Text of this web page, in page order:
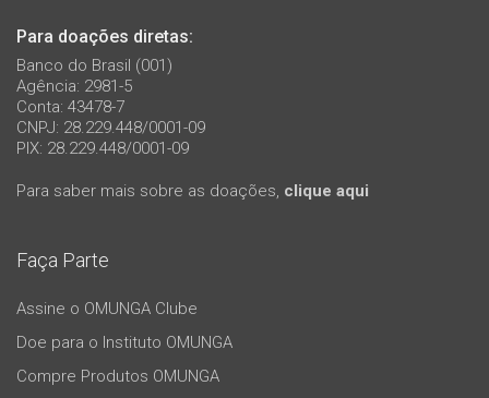
Para doações diretas:
Banco do Brasil (001)
Agência: 2981-5
Conta: 43478-7
CNPJ: 28.229.448/0001-09
PIX: 28.229.448/0001-09
Para saber mais sobre as doações, clique aqui
Faça Parte
Assine o OMUNGA Clube
Doe para o Instituto OMUNGA
Compre Produtos OMUNGA